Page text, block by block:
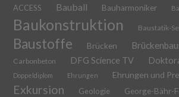
ACCESS Bauball Bauharmoniker
Baukonstruktion Baustatik-
Baustoffe Brücken
Carbonbeton DFG Science TV
Doppeldiplom Ehrungen Ehrungen und
Exkursion Geologie George-Bähr-